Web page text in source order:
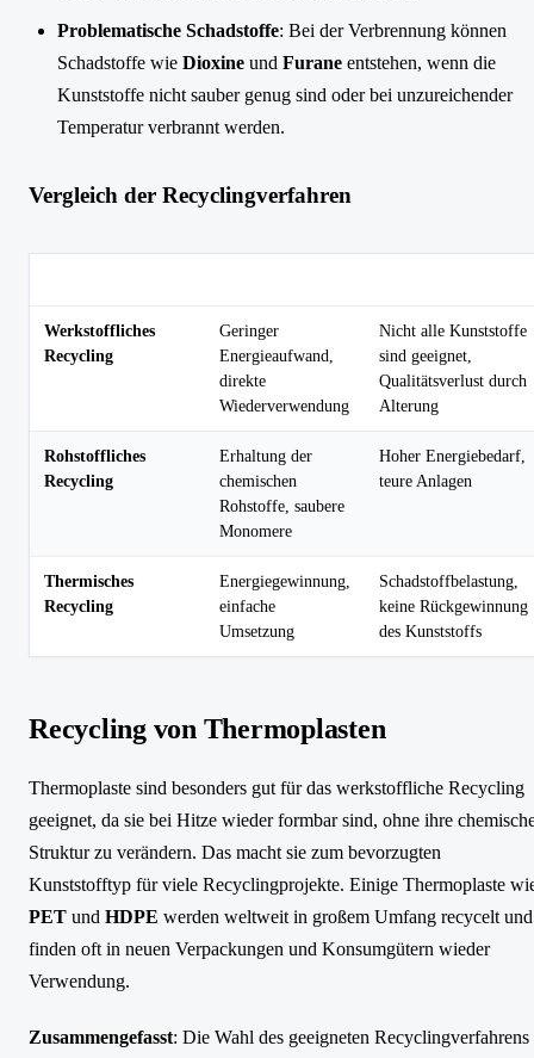
Problematische Schadstoffe: Bei der Verbrennung können
Schadstoffe wie Dioxine und Furane entstehen, wenn die
Kunststoffe nicht sauber genug sind oder bei unzureichender
Temperatur verbrannt werden.
Vergleich der Recyclingverfahren
Werkstoffliches
Recycling
Geringer
Energieaufwand,
direkte
Wiederverwendung
Nicht alle Kunststoffe
sind geeignet,
Qualitätsverlust durch
Alterung
Rohstoffliches
Recycling
Erhaltung der
chemischen
Rohstoffe, saubere
Monomere
Hoher Energiebedarf,
teure Anlagen
Thermisches
Recycling
Energiegewinnung,
einfache
Umsetzung
Schadstoffbelastung,
keine Rückgewinnung
des Kunststoffs
Recycling von Thermoplasten
Thermoplaste sind besonders gut für das werkstoffliche Recycling
geeignet, da sie bei Hitze wieder formbar sind, ohne ihre
Struktur zu verändern. Das macht sie zum bevorzugten
Kunststofftyp für viele Recyclingprojekte. Einige Thermoplaste
PET und HDPE werden weltweit in großem Umfang recycelt und
finden oft in neuen Verpackungen und Konsumgütern wieder
Verwendung.
Zusammengefasst: Die Wahl des geeigneten Recyclingverfahrens